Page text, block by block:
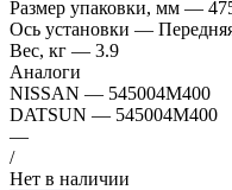
Размер упаковки, мм —
Ось установки —
Вес, кг — 3.9
Аналоги
NISSAN — 545004M400
DATSUN — 545004M400
—
/
Нет в наличии